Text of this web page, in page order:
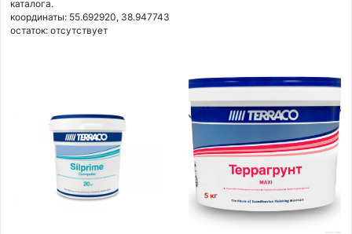
каталога.
координаты: 55.692920, 38.947743
остаток: отсутствует